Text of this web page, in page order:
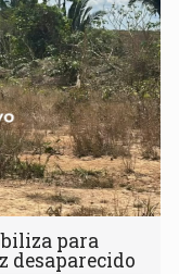
para
desaparecido